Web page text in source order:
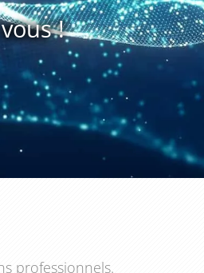
!
professionnels.